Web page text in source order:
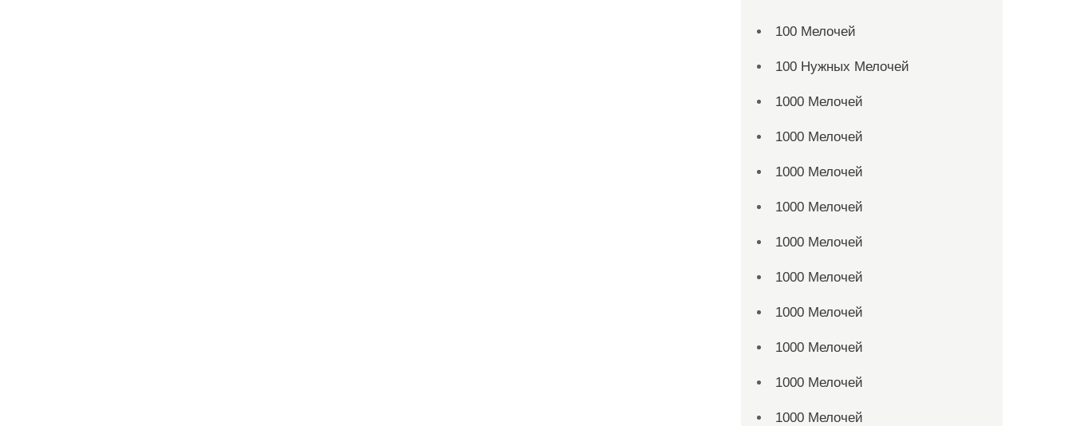
100 Мелочей
100 Нужных Мелочей
1000 Мелочей
1000 Мелочей
1000 Мелочей
1000 Мелочей
1000 Мелочей
1000 Мелочей
1000 Мелочей
1000 Мелочей
1000 Мелочей
1000 Мелочей